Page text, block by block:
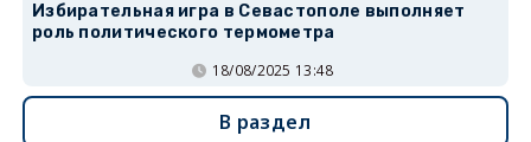
Избирательная игра в Севастополе выполняет
роль политического термометра
18/08/2025 13:48
В раздел